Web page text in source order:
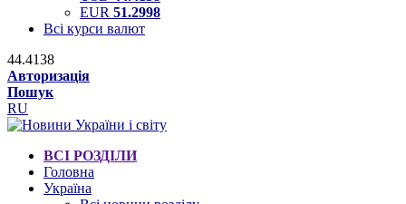
EUR 51.2998
Всі курси валют
44.4138
Авторизація
Пошук
RU
ВСІ РОЗДІЛИ
Головна
Україна